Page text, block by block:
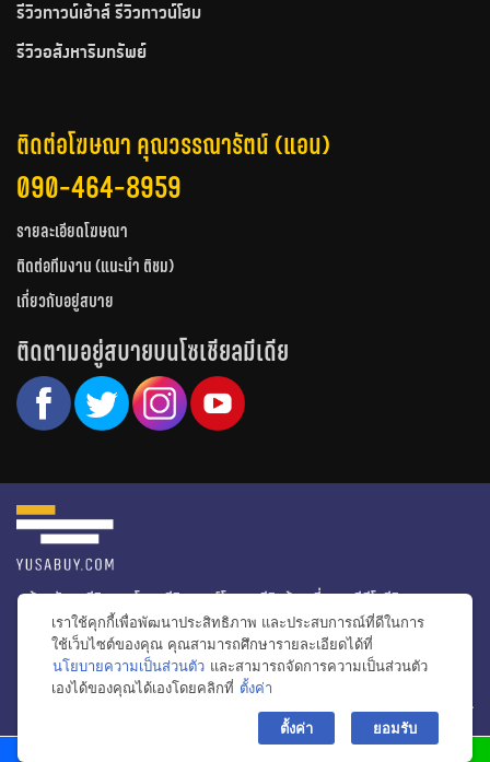
รีวิวทาวน์เฮ้าส์ รีวิวทาวน์โฮม
รีวิวอสังหาริมทรัพย์
ติดต่อโฆษณา คุณวรรณารัตน์ (แอน)
090-464-8959
รายละเอียดโฆษณา
ติดต่อทีมงาน (แนะนำ ติชม)
เกี่ยวกับอยู่สบาย
ติดตามอยู่สบายบนโซเชียลมีเดีย
หน้าหลัก รีวิวคอนโด รีวิวทาวน์โฮม รีวิวบ้านเดี่ยว
วีดีโอรีวิว
ไอเดียแต่งบ้าน
ข่าวอสังหาริมทรัพย์
โปรโมชั่นบ้านและคอนโด
โครงการน่าสนใจ
© สงวนลิขสิทธิ์ 2556-2564
เราใช้คุกกี้เพื่อพัฒนาประสิทธิภาพ และประสบการณ์ที่ดีในการ
ใช้เว็บไซต์ของคุณ คุณสามารถศึกษารายละเอียดได้ที่
นโยบายความเป็นส่วนตัว และสามารถจัดการความเป็นส่วนตัว
เองได้ของคุณได้เองโดยคลิกที่ ตั้งค่า
ตั้งค่า ยอมรับ